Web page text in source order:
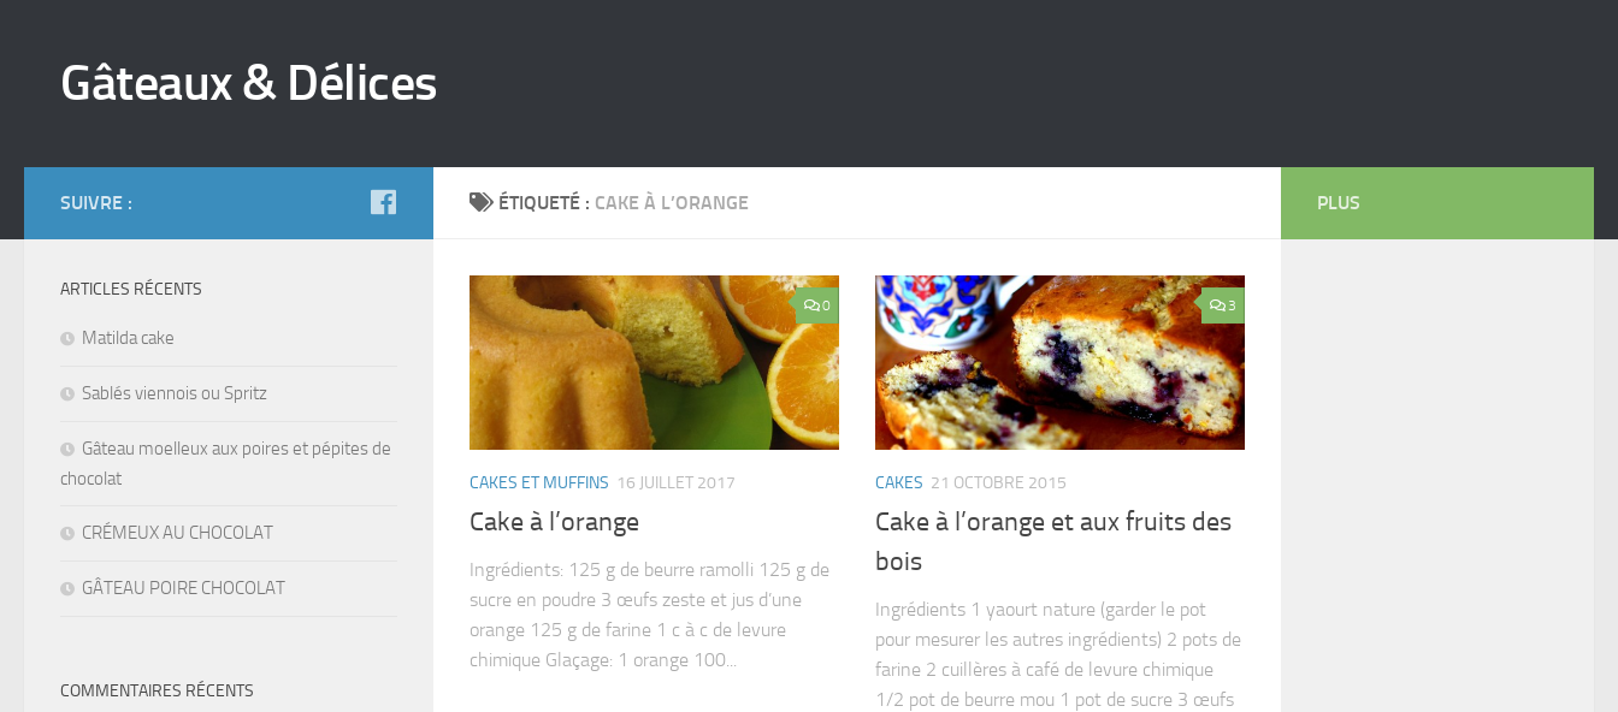
Gâteaux & Délices
ÉTIQUETÉ : CAKE À L’ORANGE
0
CAKES ET MUFFINS 16 JUILLET 2017
Cake à l’orange
Ingrédients: 125 g de beurre ramolli 125 g de
sucre en poudre 3 œufs zeste et jus d’une
orange 125 g de farine 1 c à c de levure
chimique Glaçage: 1 orange 100...
3
CAKES 21 OCTOBRE 2015
Cake à l’orange et aux fruits des
bois
Ingrédients 1 yaourt nature (garder le pot
pour mesurer les autres ingrédients) 2 pots de
farine 2 cuillères à café de levure chimique
1/2 pot de beurre mou 1 pot de sucre 3 œufs
SUIVRE :
ARTICLES RÉCENTS
Matilda cake
Sablés viennois ou Spritz
Gâteau moelleux aux poires et pépites de
chocolat
CRÉMEUX AU CHOCOLAT
GÂTEAU POIRE CHOCOLAT
COMMENTAIRES RÉCENTS
PLUS